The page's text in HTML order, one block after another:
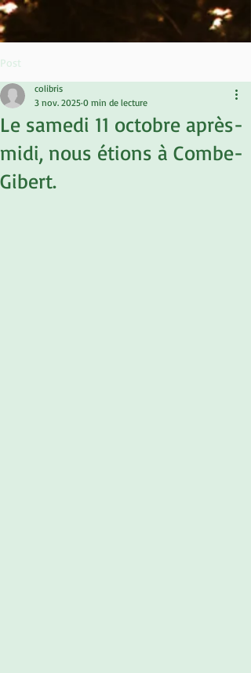
Post
Le samedi 11 octobre après-
midi, nous étions à Combe-
Gibert.
colibris
3 nov. 2025 0 min de lecture